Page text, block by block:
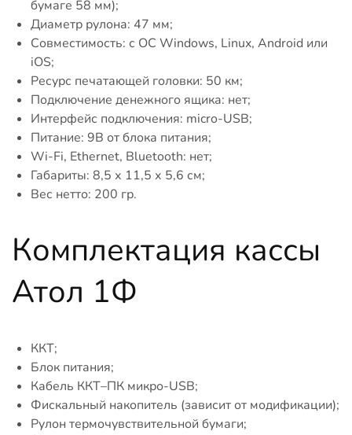
бумаге 58 мм);
Диаметр рулона: 47 мм;
Совместимость: с ОС Windows, Linux, Android или
iOS;
Ресурс печатающей головки: 50 км;
Подключение денежного ящика: нет;
Интерфейс подключения: micro-USB;
Питание: 9В от блока питания;
Wi-Fi, Ethernet, Bluetooth: нет;
Габариты: 8,5 х 11,5 х 5,6 см;
Вес нетто: 200 гр.
Комплектация кассы
Атол 1Ф
ККТ;
Блок питания;
Кабель ККТ–ПК микро-USB;
Фискальный накопитель (зависит от модификации);
Рулон термочувствительной бумаги;